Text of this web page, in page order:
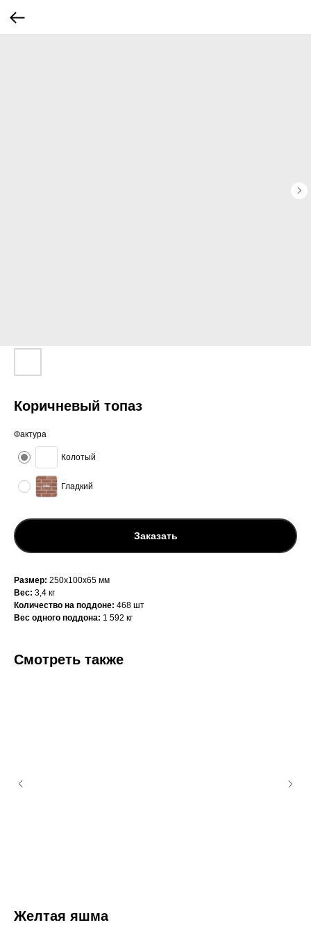
Коричневый топаз
Фактура
Колотый
Гладкий
Заказать
Размер: 250х100х65 мм
Вес: 3,4 кг
Количество на поддоне: 468 шт
Вес одного поддона: 1 592 кг
Смотреть также
Желтая яшма